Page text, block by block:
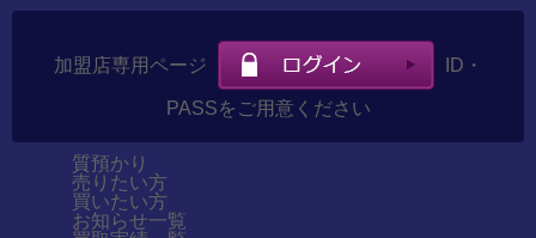
加盟店専用ページ ID・
PASSをご用意ください
質預かり
売りたい方
買いたい方
お知らせ一覧